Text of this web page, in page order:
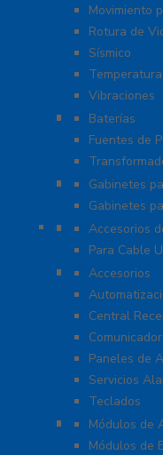
Movimiento
Rotura de
Sísmico
Temperatura
Vibraciones
Energía
Baterías
Fuentes de
Gabinetes y
Gabinetes
Gabinetes
Accesorios
Para Cable
Honeywell
Accesorios
Central
Paneles de
Servicios
Teclados
Módulos de
Módulos de
Módulos de